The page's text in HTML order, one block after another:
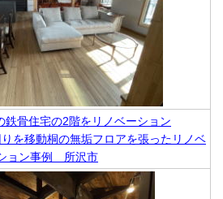
鉄骨住宅の2階をリノベーション
を移動桐の無垢フロアを張ったリノベ
ョン事例 所沢市